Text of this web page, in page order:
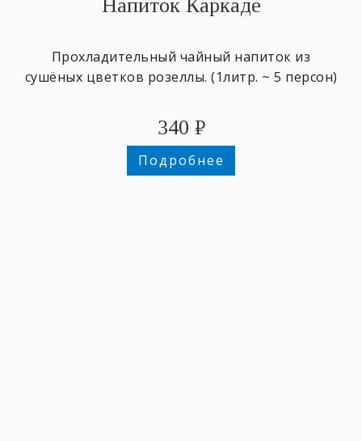
Напиток Каркаде
Прохладительный чайный напиток из
сушёных цветков розеллы. (1литр. ~ 5 персон)
340 ₽
Подробнее